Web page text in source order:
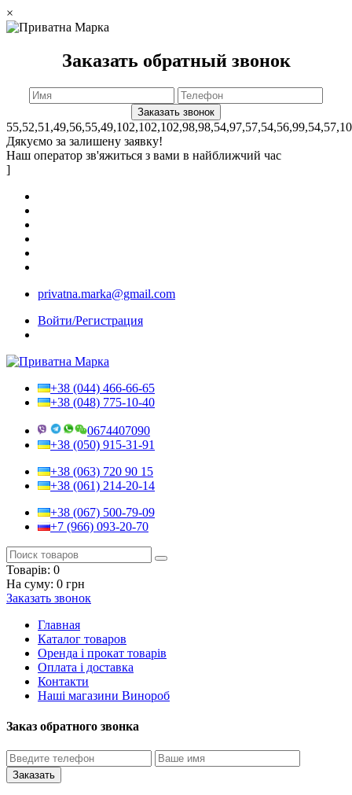
×
Заказать обратный звонок
Дякуємо за залишену заявку!
Наш оператор зв'яжиться з вами в найближчий час
]
privatna.marka@gmail.com
Войти/Регистрация
+38 (044) 466-66-65
+38 (048) 775-10-40
0674407090
+38 (050) 915-31-91
+38 (063) 720 90 15
+38 (061) 214-20-14
+38 (067) 500-79-09
+7 (966) 093-20-70
Товарів: 0
На суму: 0 грн
Заказать звонок
Главная
Каталог товаров
Оренда і прокат товарів
Оплата і доставка
Контакти
Наші магазини Винороб
Заказ обратного звонка